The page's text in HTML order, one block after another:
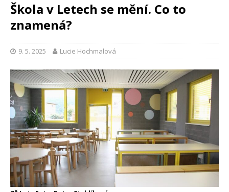
Škola v Letech se mění. Co to
znamená?
9. 5. 2025 Lucie Hochmalová